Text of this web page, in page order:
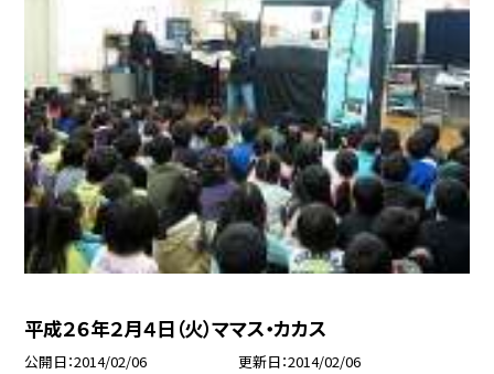
平成２６年２月４日（火）ママス・カカス
公開日 2014/02/06 更新日 2014/02/06